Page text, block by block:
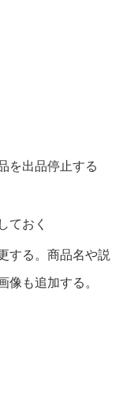
を出品停止する
ておく
する。商品名や説
像も追加する。